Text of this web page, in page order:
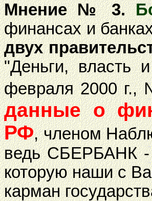
Мнение № 3.
финансах и
двух
"Деньги, власть
февраля 2000 г.,
данные о
РФ, членом
ведь СБЕРБАНК -
которую наши с
карман